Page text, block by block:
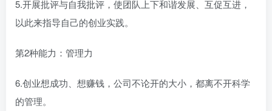
5.开展批评与自我批评，使团队上下和谐发展、互促互进，
以此来指导自己的创业实践。
第2种能力：管理力
6.创业想成功、想赚钱，公司不论开的大小，都离不开科学
的管理。